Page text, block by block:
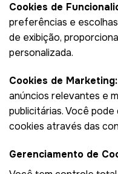
Cookies de
preferências e
de exibição,
personalizada.
Cookies de Marketing:
anúncios relevantes e
publicitárias. Você
cookies através das
Gerenciamento de